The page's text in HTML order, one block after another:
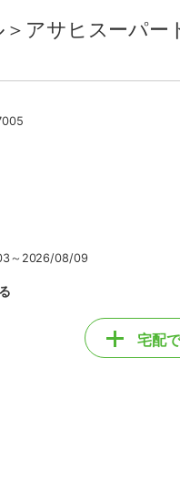
＞アサヒスーパ
～2026/08/09
宅配